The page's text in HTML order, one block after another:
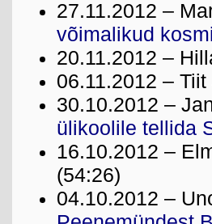
27.11.2012 –
võimalikud
20.11.2012 –
06.11.2012 – Tiit
30.10.2012 –
ülikoolile tellida
16.10.2012 –
(54:26)
04.10.2012 –